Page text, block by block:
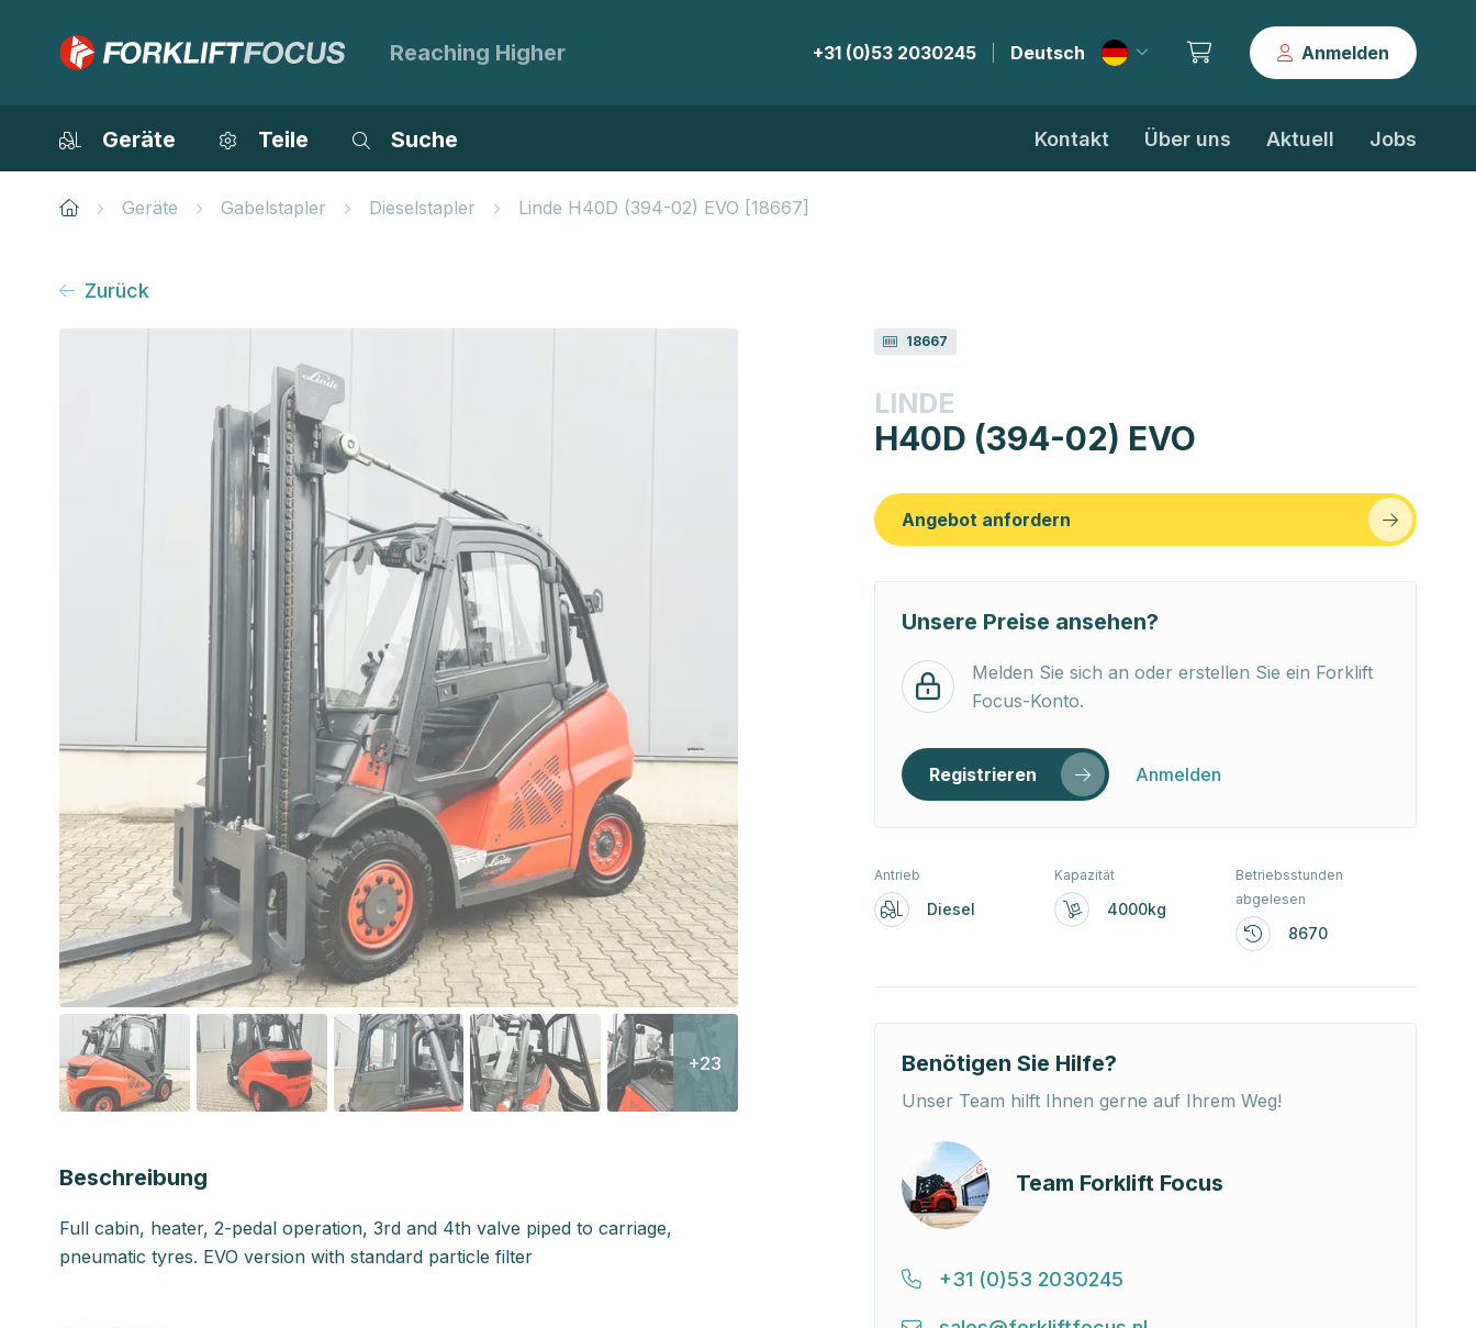
Reaching Higher +31 (0)53 2030245 | Deutsch Anmelden
Geräte Teile Suche Kontakt Über uns Aktuell Jobs
Geräte Gabelstapler Dieselstapler Linde H40D (394-02) EVO [18667]
Zurück
18667
LINDE
H40D (394-02) EVO
Angebot anfordern
Unsere Preise ansehen?
Melden Sie sich an oder erstellen Sie ein Forklift
Focus-Konto.
Registrieren Anmelden
Antrieb
Diesel
Kapazität
4000kg
Betriebsstunden
abgelesen
8670
Benötigen Sie Hilfe?
Unser Team hilft Ihnen gerne auf Ihrem Weg!
Team Forklift Focus
+31 (0)53 2030245
+23
Beschreibung
Full cabin, heater, 2-pedal operation, 3rd and 4th valve piped to carriage,
pneumatic tyres. EVO version with standard particle filter